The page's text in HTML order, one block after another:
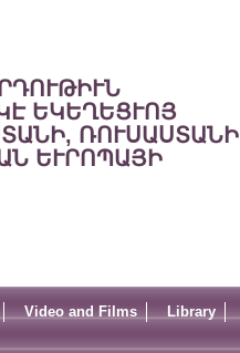
ԵԿԵՂԵՑՒՈՅ
ՌՈՒՍԱՍՏԱՆԻ
ԵՒՐՈՊԱՅԻ
Video and Films Library